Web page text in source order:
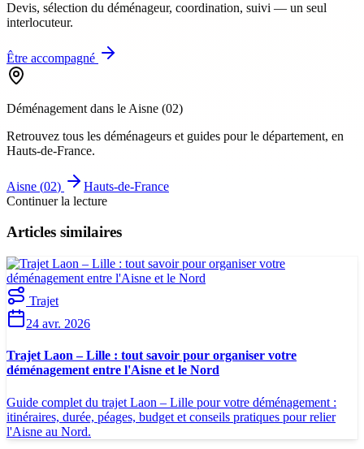
Devis, sélection du déménageur, coordination, suivi — un seul
interlocuteur.
Être accompagné
Déménagement dans le Aisne (02)
Retrouvez tous les déménageurs et guides pour le département, en
Hauts-de-France.
Aisne (02)
Hauts-de-France
Continuer la lecture
Articles similaires
Trajet
24 avr. 2026
Trajet Laon – Lille : tout savoir pour organiser votre
déménagement entre l'Aisne et le Nord
Guide complet du trajet Laon – Lille pour votre déménagement :
itinéraires, durée, péages, budget et conseils pratiques pour relier
l'Aisne au Nord.